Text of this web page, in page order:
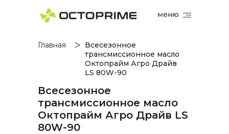
Всесезонное
трансмиссионное масло
Октопрайм Агро Драйв LS
80W-90
Всесезонное
трансмиссионное масло
Октопрайм Агро Драйв
LS 80W-90
Главная